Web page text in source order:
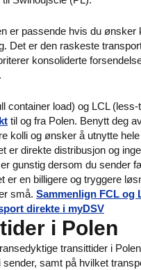
er passende hvis du ønsker
Det er den raskeste
konsoliderte
container load) og LCL
til og fra Polen. Benytt deg
kolli og ønsker å utnytte
er direkte distribusjon og
gunstig dersom du sender
er en billigere og tryggere
små. Sammenlign FCL og
direkte i myDSV
i Polen
transittider i
samt på hvilket